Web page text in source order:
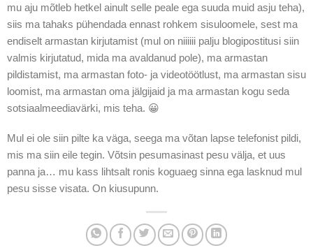
mu aju mõtleb hetkel ainult selle peale ega suuda muid asju teha),
siis ma tahaks pühendada ennast rohkem sisuloomele, sest ma
endiselt armastan kirjutamist (mul on niiiiii palju blogipostitusi siin
valmis kirjutatud, mida ma avaldanud pole), ma armastan
pildistamist, ma armastan foto- ja videotöötlust, ma armastan sisu
loomist, ma armastan oma jälgijaid ja ma armastan kogu seda
sotsiaalmeediavärki, mis teha. 😀
Mul ei ole siin pilte ka väga, seega ma võtan lapse telefonist pildi,
mis ma siin eile tegin. Võtsin pesumasinast pesu välja, et uus
panna ja… mu kass lihtsalt ronis koguaeg sinna ega lasknud mul
pesu sisse visata. On kiusupunn.